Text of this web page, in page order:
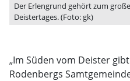
Der Erlengrund gehört zum
Deistertages. (Foto: gk)
„Im Süden vom Deister
Rodenbergs